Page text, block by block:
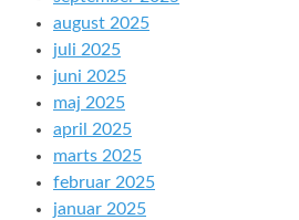
august 2025
juli 2025
juni 2025
maj 2025
april 2025
marts 2025
februar 2025
januar 2025